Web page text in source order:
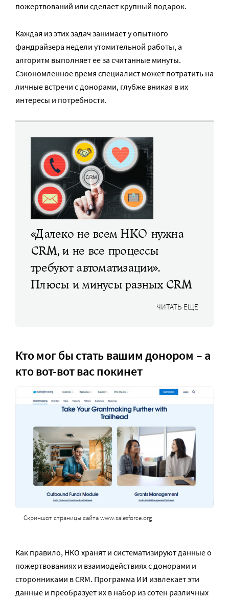
пожертвований или сделает крупный подарок.
Каждая из этих задач занимает у опытного
фандрайзера недели утомительной работы, а
алгоритм выполняет ее за считанные минуты.
Сэкономленное время специалист может потратить на
личные встречи с донорами, глубже вникая в их
интересы и потребности.
«Далеко не всем НКО нужна
CRM, и не все процессы
требуют автоматизации».
Плюсы и минусы разных CRM
ЧИТАТЬ ЕЩЕ
Кто мог бы стать вашим донором – а
кто вот-вот вас покинет
Скриншот страницы сайта www.salesforce.org
Как правило, НКО хранят и систематизируют данные о
пожертвованиях и взаимодействиях с донорами и
сторонниками в CRM. Программа ИИ извлекает эти
данные и преобразует их в набор из сотен различных